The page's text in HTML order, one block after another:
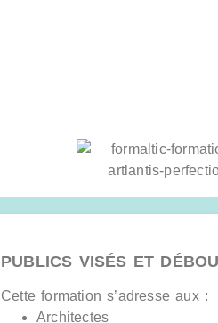
PUBLICS VISÉS ET
Cette formation s’adresse aux :
Architectes